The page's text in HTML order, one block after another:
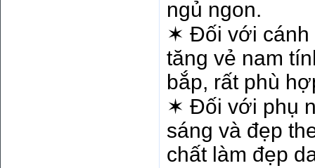
ngủ ngon.
✶ Đối với cánh
tăng vẻ nam
bắp, rất phù
✶ Đối với phụ
sáng và đẹp
chất làm đẹp